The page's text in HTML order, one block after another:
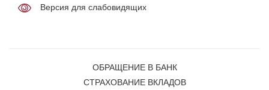
Версия для слабовидящих
ОБРАЩЕНИЕ В БАНК
СТРАХОВАНИЕ ВКЛАДОВ